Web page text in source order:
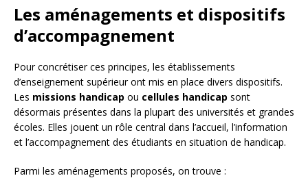
Les aménagements et dispositifs
d’accompagnement
Pour concrétiser ces principes, les établissements
d’enseignement supérieur ont mis en place divers dispositifs.
Les missions handicap ou cellules handicap sont
désormais présentes dans la plupart des universités et grandes
écoles. Elles jouent un rôle central dans l’accueil, l’information
et l’accompagnement des étudiants en situation de handicap.
Parmi les aménagements proposés, on trouve :